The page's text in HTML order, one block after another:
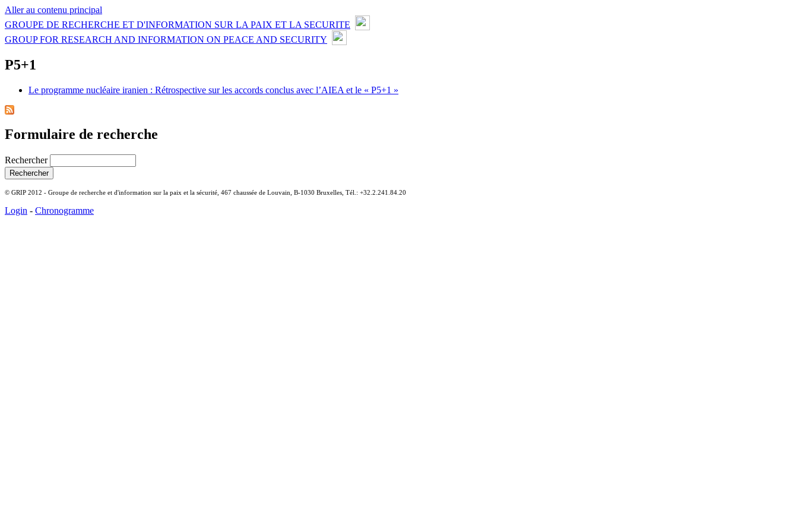
Aller au contenu principal
GROUPE DE RECHERCHE ET D'INFORMATION SUR LA PAIX ET LA SECURITE
GROUP FOR RESEARCH AND INFORMATION ON PEACE AND SECURITY
P5+1
Le programme nucléaire iranien : Rétrospective sur les accords conclus avec l’AIEA et le « P5+1 »
Formulaire de recherche
Rechercher
© GRIP 2012 - Groupe de recherche et d'information sur la paix et la sécurité, 467 chaussée de Louvain, B-1030 Bruxelles, Tél.: +32.2.241.84.20
Login - Chronogramme